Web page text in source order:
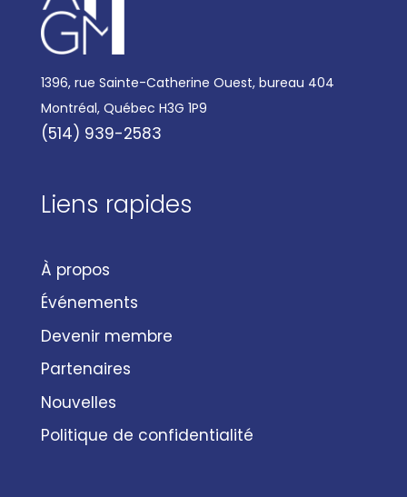
1396, rue Sainte-Catherine Ouest, bureau 404
Montréal, Québec H3G 1P9
(514) 939-2583
Liens rapides
À propos
Événements
Devenir membre
Partenaires
Nouvelles
Politique de confidentialité